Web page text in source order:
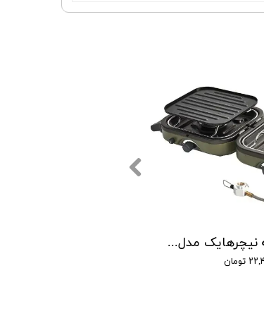
اجاق گاز 2 شعله نیچرهایک مدل دوبل برنر | double burner folding gas stove